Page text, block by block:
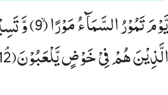
الَّذِیْنَ هُمْ فِیْ خَوْضٍ یَّلْعَبُوْنَﭥ(12)